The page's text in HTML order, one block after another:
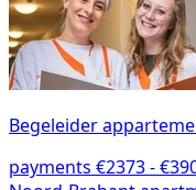
Begeleider
payments €2373 -